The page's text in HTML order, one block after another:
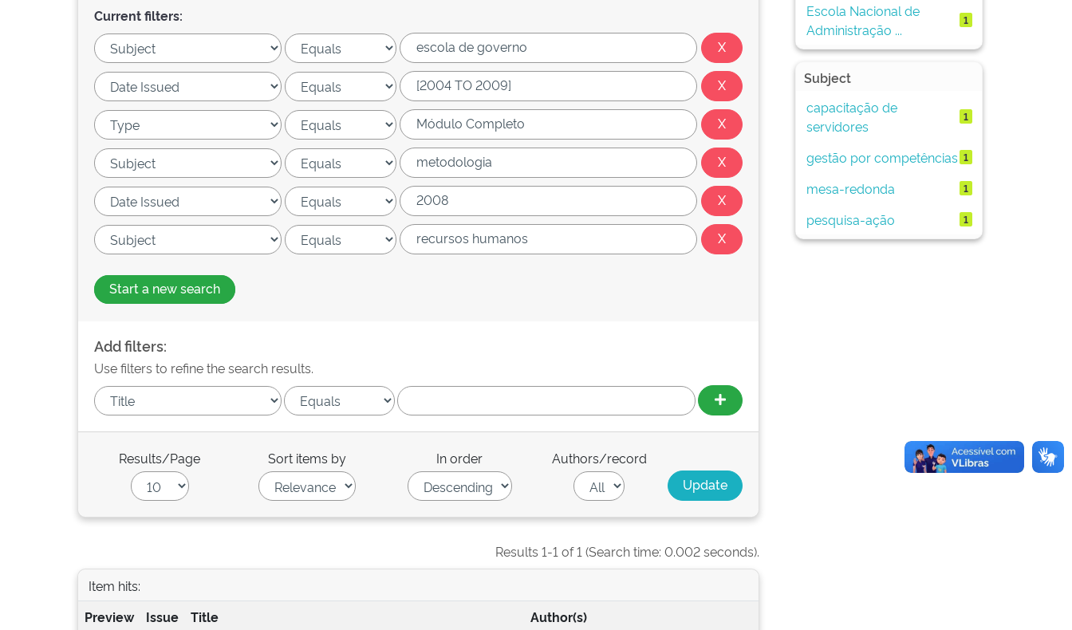
Current filters:
Start a new search
Add filters:
Use filters to refine the search results.
Results/Page Sort items by In order Authors/record
Results 1-1 of 1 (Search time: 0.002 seconds).
Item hits:
Preview
Issue
Title Author(s)
Escola Nacional de
Administração ...
1
Subject
capacitação de
servidores
1
gestão por competências 1
mesa-redonda 1
pesquisa-ação 1